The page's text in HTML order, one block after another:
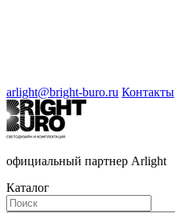
arlight@bright-buro.ru Контакты
официальный партнер Arlight
Каталог